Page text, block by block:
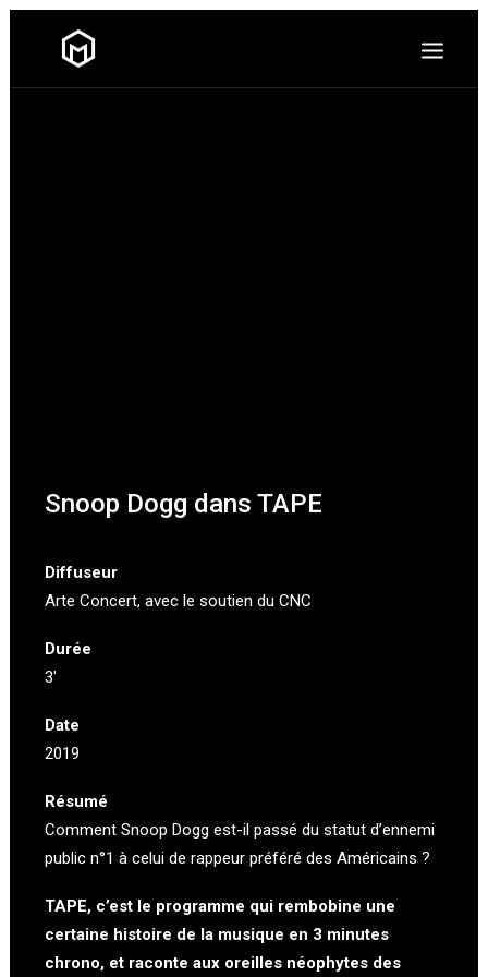
Snoop Dogg dans TAPE
Diffuseur
Arte Concert, avec le soutien du CNC
Durée
3′
Date
2019
Résumé
Comment Snoop Dogg est-il passé du statut d’ennemi
public n°1 à celui de rappeur préféré des Américains ?
TAPE, c’est le programme qui rembobine une
certaine histoire de la musique en 3 minutes
chrono, et raconte aux oreilles néophytes des